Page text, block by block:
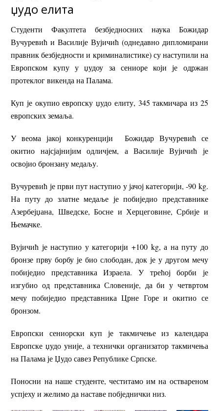
џудо елита
Студенти Факултета безбједносних наука Божидар
Вучуревић и Василије Вујичић (однедавно дипломирани
правник безбједности и криминалистике) су наступили на
Европском купу у џудоу за сениоре који је одржан
протеклог викенда на Палама.
Куп је окупио европску џудо елиту, 345 такмичара из 25
европских земаља.
У веома јакој конкуренцији Божидар Вучуревић се
окитио најсјајнијим одличјем, а Василије Вујичић је
освојио бронзану медаљу.
Вучуревић је први пут наступио у јачој категорији, -90 kg.
На путу до златне медаље је побиједио представнике
Азербејџана, Шведске, Босне и Херцеговине, Србије и
Њемачке.
Вујичић је наступио у категорији +100 kg, а на путу до
бронзе прву борбу је био слободан, док је у другом мечу
побиједио представника Израела. У трећој борби је
изгубио од представника Словеније, да би у четвртом
мечу побиједио представника Црне Горе и окитио се
бронзом.
Европски сениорски куп је такмичење из календара
Европске џудо уније, а технички организатор такмичења
на Палама је Џудо савез Републике Српске.
Поносни на наше студенте, честитамо им на оствареном
успјеху и желимо да наставе побједнички низ.